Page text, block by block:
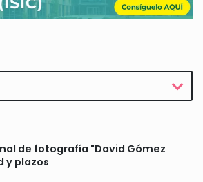
de fotografía "David Gómez
y plazos